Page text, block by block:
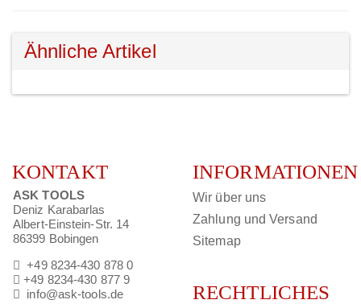
Ähnliche Artikel
KONTAKT
ASK TOOLS
Deniz Karabarlas
Albert-Einstein-Str. 14
86399 Bobingen
+49 8234-430 878 0
+49 8234-430 877 9
info@ask-tools.de
INFORMATIONEN
Wir über uns
Zahlung und Versand
Sitemap
RECHTLICHES